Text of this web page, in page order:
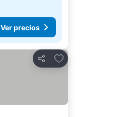
Ver precios
Compartir
Agregar a favoritos